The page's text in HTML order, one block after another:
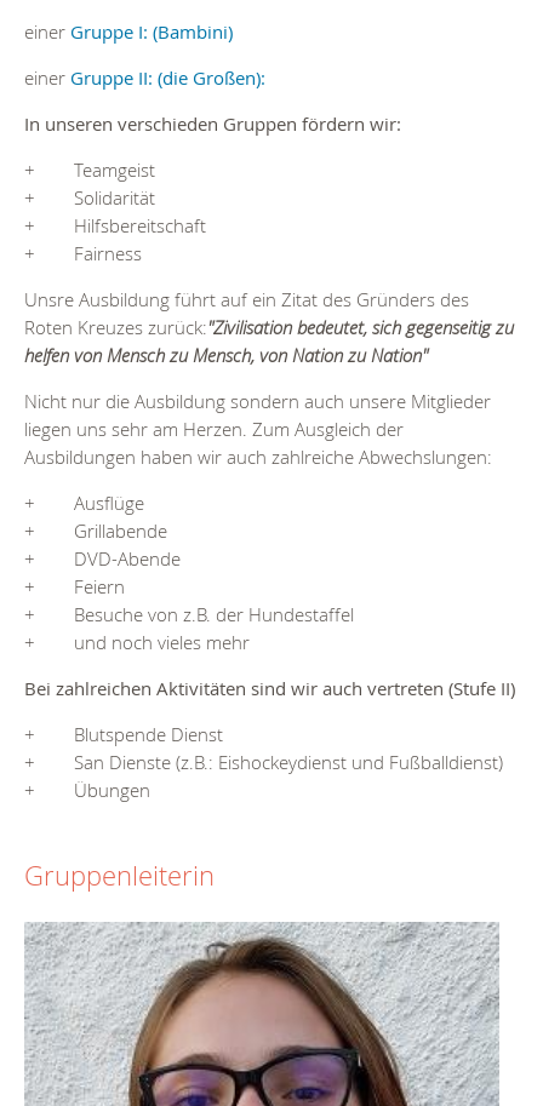
einer Gruppe I: (Bambini)
einer Gruppe II: (die Großen):
In unseren verschieden Gruppen fördern wir:
+ Teamgeist
+ Solidarität
+ Hilfsbereitschaft
+ Fairness
Unsre Ausbildung führt auf ein Zitat des Gründers des
Roten Kreuzes zurück:"Zivilisation bedeutet, sich gegenseitig zu
helfen von Mensch zu Mensch, von Nation zu Nation"
Nicht nur die Ausbildung sondern auch unsere Mitglieder
liegen uns sehr am Herzen. Zum Ausgleich der
Ausbildungen haben wir auch zahlreiche Abwechslungen:
+ Ausflüge
+ Grillabende
+ DVD-Abende
+ Feiern
+ Besuche von z.B. der Hundestaffel
+ und noch vieles mehr
Bei zahlreichen Aktivitäten sind wir auch vertreten (Stufe II)
+ Blutspende Dienst
+ San Dienste (z.B.: Eishockeydienst und Fußballdienst)
+ Übungen
Gruppenleiterin